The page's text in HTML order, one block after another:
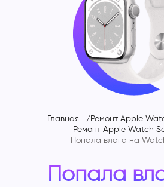
Главная
Ремонт Apple
Ремонт Apple Watch
Попала влага на
Попала